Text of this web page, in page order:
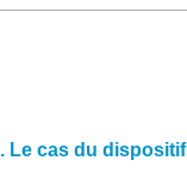
cas du